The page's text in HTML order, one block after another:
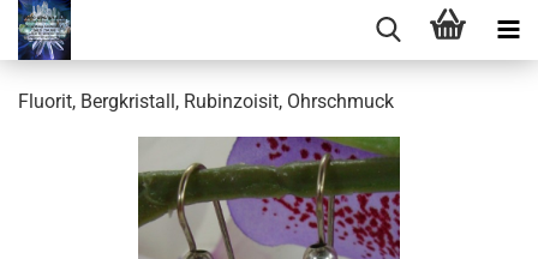
Fluorit, Bergkristall, Rubinzoisit, Ohrschmuck